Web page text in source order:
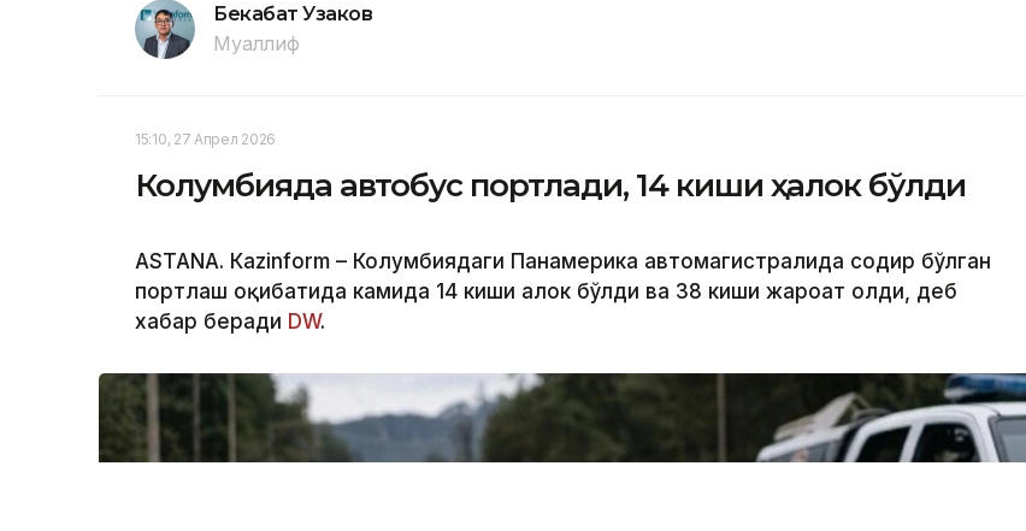
Бекабат Узаков
Муаллиф
15:10, 27 Апрел 2026
Колумбияда автобус портлади, 14 киши ҳалок бўлди
ASTANА. Кazinform – Колумбиядаги Панамерика автомагистралида содир бўлган
портлаш оқибатида камида 14 киши ҳалок бўлди ва 38 киши жароҳат олди, деб
хабар беради DW.